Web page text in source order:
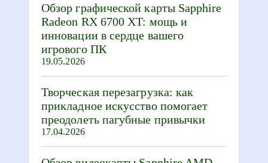
Обзор графической карты Sapphire
Radeon RX 6700 XT: мощь и
инновации в сердце вашего
игрового ПК
19.05.2026
Творческая перезагрузка: как
прикладное искусство помогает
преодолеть пагубные привычки
17.04.2026